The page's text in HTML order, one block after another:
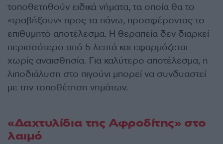
τοποθετηθούν ειδικά νήματα, τα οποία θα το
«τραβήξουν» προς τα πάνω, προσφέροντας το
επιθυμητό αποτέλεσμα. Η θεραπεία δεν διαρκεί
περισσότερο από 5 λεπτά και εφαρμόζεται
χωρίς αναισθησία. Για καλύτερο αποτέλεσμα, η
λιποδιάλυση στο πιγούνι μπορεί να συνδυαστεί
με την τοποθέτηση νημάτων.
«Δαχτυλίδια της Αφροδίτης» στο
λαιμό